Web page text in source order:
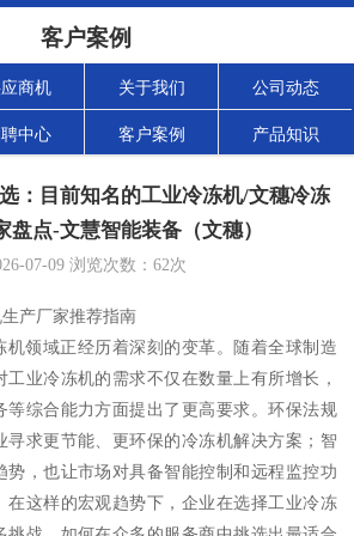
客户案例
商机 关于我们 公司动态
中心 客户案例 产品知识
：目前知名的工业冷冻机/文穗冷冻
盘点-文慧智能装备（文穗）
07-09 浏览次数： 62次
产厂家推荐指南
机领域正经历着深刻的变革。随着全球制造
业冷冻机的需求不仅在数量上有所增长，
等综合能力方面提出了更高要求。环保法规
寻求更节能、更环保的冷冻机解决方案；智
势，也让市场对具备智能控制和远程监控功
在这样的宏观趋势下，企业在选择工业冷冻